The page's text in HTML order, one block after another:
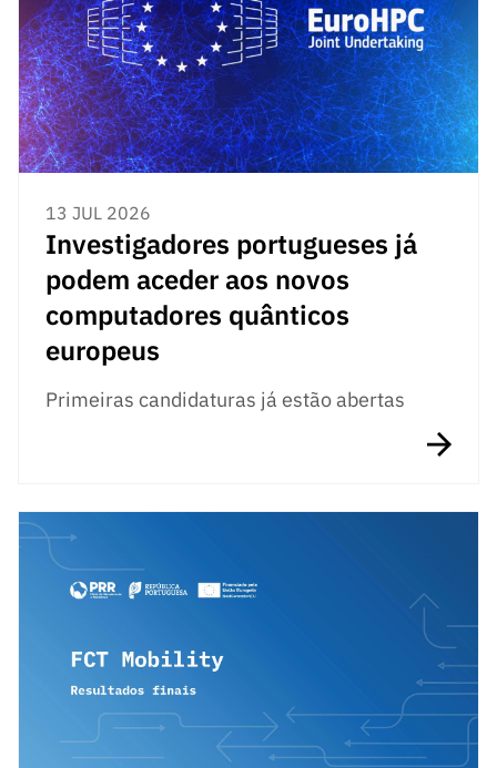
13 JUL 2026
Investigadores portugueses já
podem aceder aos novos
computadores quânticos
europeus
Primeiras candidaturas já estão abertas